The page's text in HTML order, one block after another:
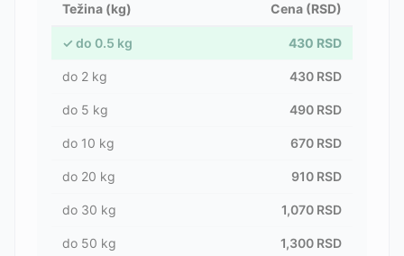
Težina (kg) Cena (RSD)
✓ do 0.5 kg 430 RSD
do 2 kg 430 RSD
do 5 kg 490 RSD
do 10 kg 670 RSD
do 20 kg 910 RSD
do 30 kg 1,070 RSD
do 50 kg 1,300 RSD